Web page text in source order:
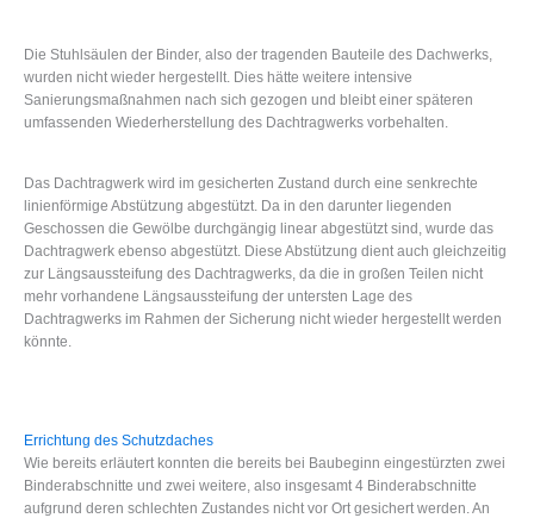
Die Stuhlsäulen der Binder, also der tragenden Bauteile des Dachwerks,
wurden nicht wieder hergestellt. Dies hätte weitere intensive
Sanierungsmaßnahmen nach sich gezogen und bleibt einer späteren
umfassenden Wiederherstellung des Dachtragwerks vorbehalten.
Das Dachtragwerk wird im gesicherten Zustand durch eine senkrechte
linienförmige Abstützung abgestützt. Da in den darunter liegenden
Geschossen die Gewölbe durchgängig linear abgestützt sind, wurde das
Dachtragwerk ebenso abgestützt. Diese Abstützung dient auch gleichzeitig
zur Längsaussteifung des Dachtragwerks, da die in großen Teilen nicht
mehr vorhandene Längsaussteifung der untersten Lage des
Dachtragwerks im Rahmen der Sicherung nicht wieder hergestellt werden
könnte.
Errichtung des Schutzdaches
Wie bereits erläutert konnten die bereits bei Baubeginn eingestürzten zwei
Binderabschnitte und zwei weitere, also insgesamt 4 Binderabschnitte
aufgrund deren schlechten Zustandes nicht vor Ort gesichert werden. An